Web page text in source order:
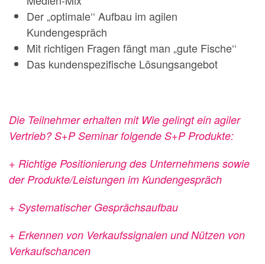
Der „optimale‘‘ Aufbau im agilen
Kundengespräch
Mit richtigen Fragen fängt man „gute Fische‘‘
Das kundenspezifische Lösungsangebot
Die Teilnehmer erhalten mit Wie gelingt ein agiler
Vertrieb? S+P Seminar folgende S+P Produkte:
+ Richtige Positionierung des Unternehmens sowie
der Produkte/Leistungen im Kundengespräch
+ Systematischer Gesprächsaufbau
+ Erkennen von Verkaufssignalen und Nützen von
Verkaufschancen